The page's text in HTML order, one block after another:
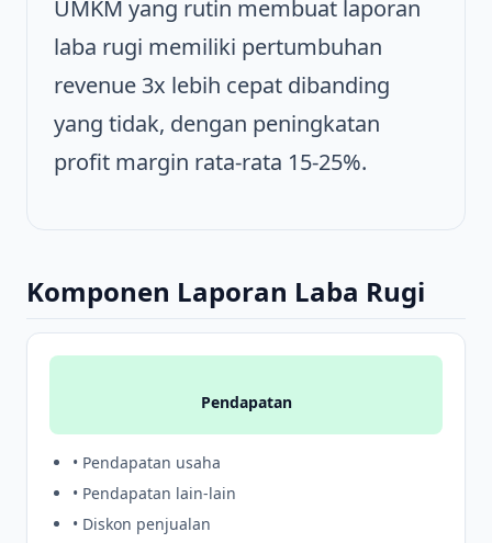
UMKM yang rutin membuat laporan
laba rugi memiliki pertumbuhan
revenue 3x lebih cepat dibanding
yang tidak, dengan peningkatan
profit margin rata-rata 15-25%.
Komponen Laporan Laba Rugi
Pendapatan
• Pendapatan usaha
• Pendapatan lain-lain
• Diskon penjualan